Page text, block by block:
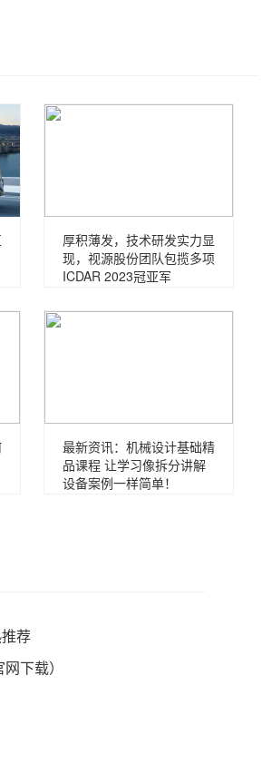
厚积薄发，技术研发实力显
现，视源股份团队包揽多项
ICDAR 2023冠亚军
最新资讯：机械设计基础精
品课程 让学习像拆分讲解
设备案例一样简单！
荐
下载）